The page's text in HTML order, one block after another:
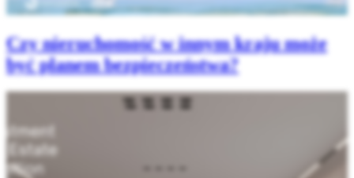
Czy nieruchomość w innym kraju może
być planem bezpieczeństwa?